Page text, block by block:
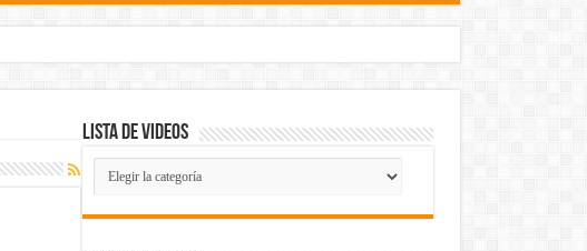
Lista de Videos
Lista
de
Videos